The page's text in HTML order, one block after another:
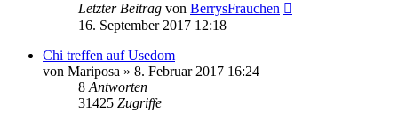
Letzter Beitrag von BerrysFrauchen
16. September 2017 12:18
Chi treffen auf Usedom
von Mariposa » 8. Februar 2017 16:24
8 Antworten
31425 Zugriffe